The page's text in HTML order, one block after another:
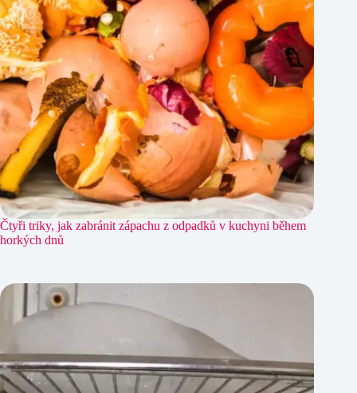
Čtyři triky, jak zabránit zápachu z odpadků v kuchyni během
horkých dnů